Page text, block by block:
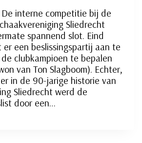
De interne competitie bij de
Sliedrecht
spannend slot. Eind
er een beslissingspartij aan te
clubkampioen te bepalen
van Ton Slagboom). Echter,
in de 90-jarige historie van
Sliedrecht werd de
door een…